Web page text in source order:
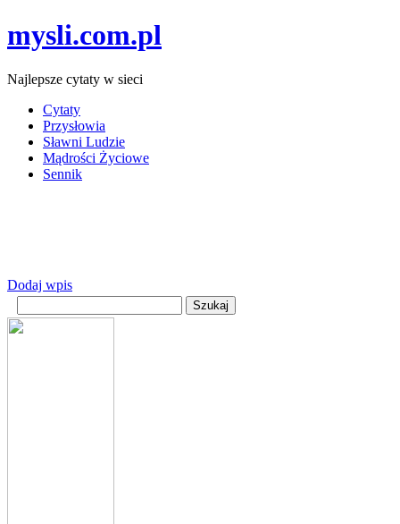
mysli.com.pl
Najlepsze cytaty w sieci
Cytaty
Przysłowia
Sławni Ludzie
Mądrości Życiowe
Sennik
Dodaj wpis